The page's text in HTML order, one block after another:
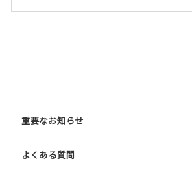
重要なお知らせ
よくある質問